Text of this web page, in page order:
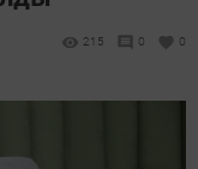
215 0 0